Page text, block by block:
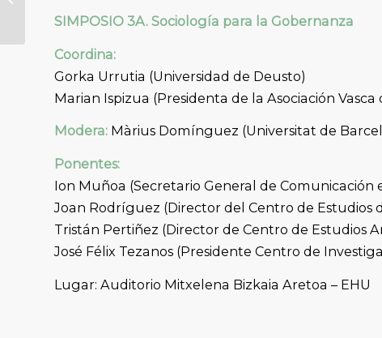
SIMPOSIO 3A. Sociología para la Gobernanza
Coordina:
Gorka Urrutia (Universidad de Deusto)
Marian Ispizua (Presidenta de la Asociación
Modera: Màrius Domínguez (Universitat de
Ponentes:
Ion Muñoa (Secretario General de Comunicación
Joan Rodríguez (Director del Centro de Estudios
Tristán Pertiñez (Director de Centro de Estudios
José Félix Tezanos (Presidente Centro de
Lugar: Auditorio Mitxelena Bizkaia Aretoa – EHU
proyecciones y
demográfi...